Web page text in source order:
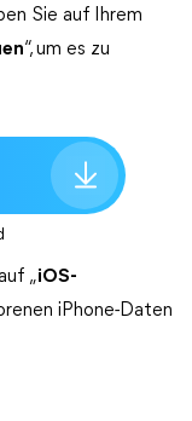
Sie auf Ihrem
“, um es zu
„iOS-
iPhone-Daten